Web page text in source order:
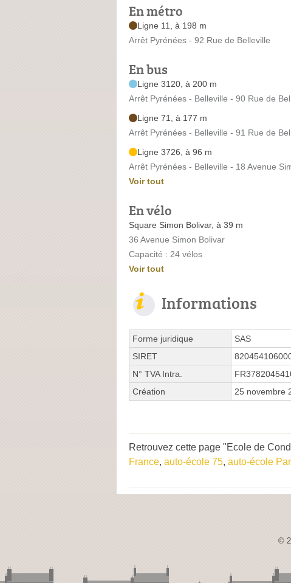
En métro
Ligne 11, à 198 m
Arrêt Pyrénées - 92 Rue de Belleville
En bus
Ligne 3120, à 200 m
Arrêt Pyrénées - Belleville - 90 Rue de
Ligne 71, à 177 m
Arrêt Pyrénées - Belleville - 91 Rue de
Ligne 3726, à 96 m
Arrêt Pyrénées - Belleville - 18 Avenue
Voir tout
En vélo
Square Simon Bolivar, à 39 m
36 Avenue Simon Bolivar
Capacité : 24 vélos
Voir tout
Informations
Forme juridique
SAS
SIRET
N° TVA Intra.
Création
25 novembre
Retrouvez cette page "Ecole de
France, auto-école 75, auto-école
©